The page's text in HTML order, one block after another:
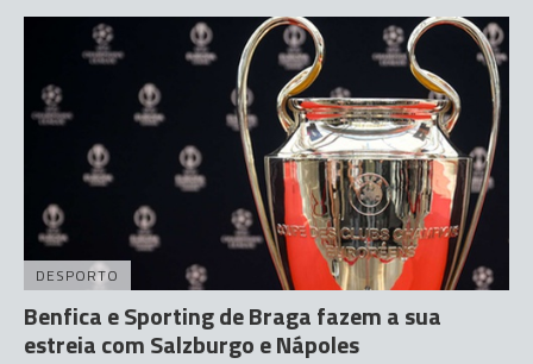
DESPORTO
Benfica e Sporting de Braga fazem a sua
estreia com Salzburgo e Nápoles